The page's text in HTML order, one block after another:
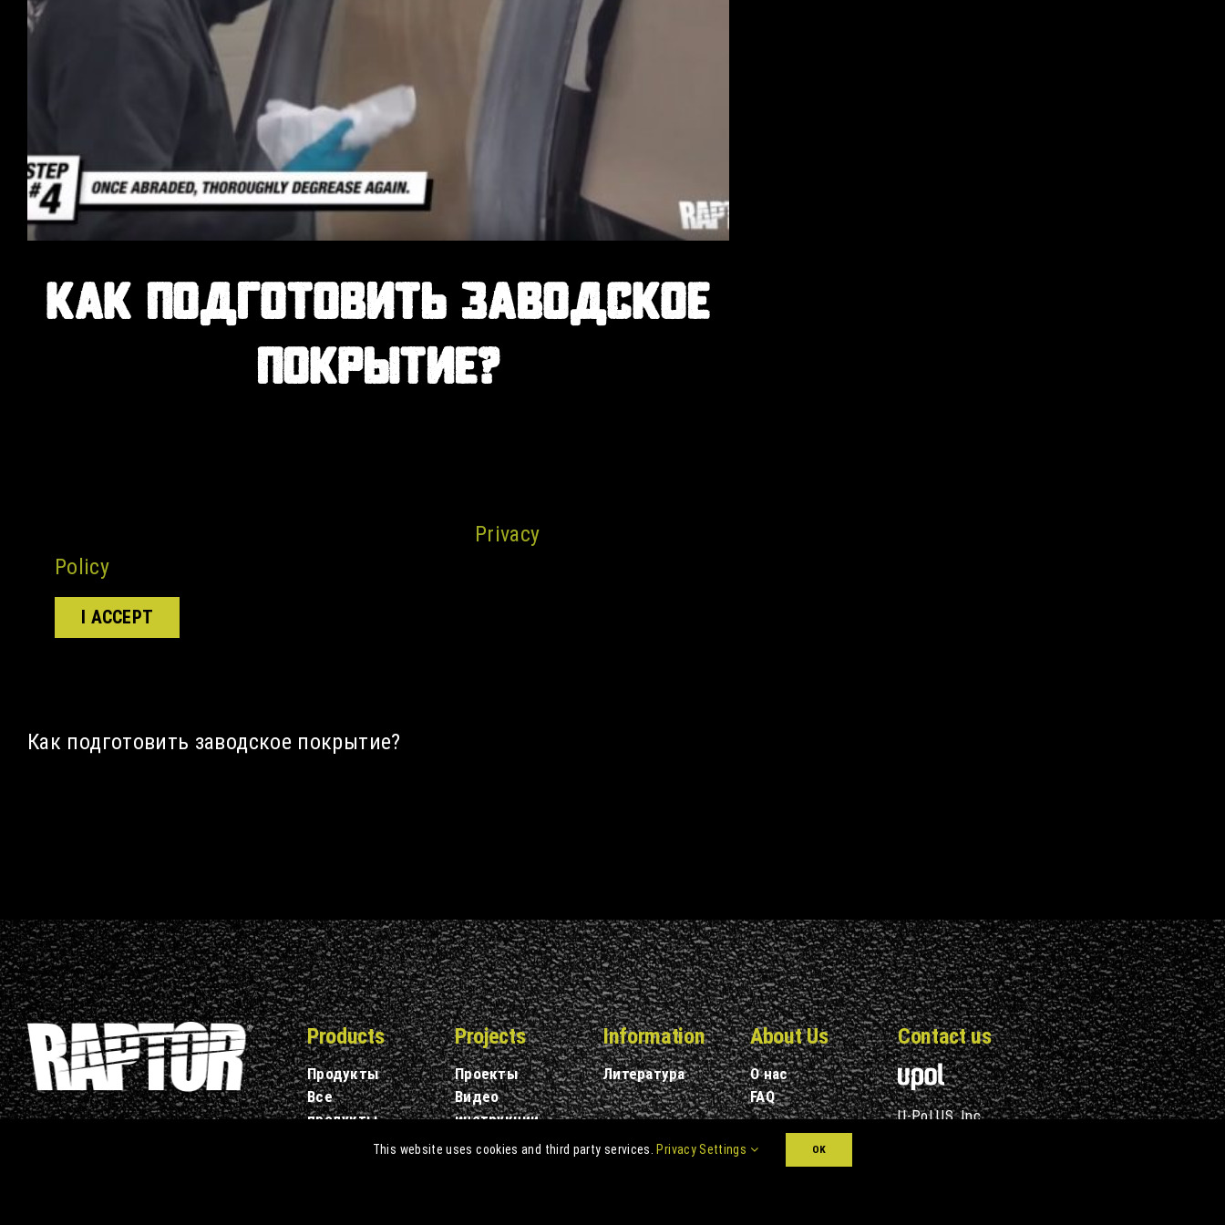
КАК ПОДГОТОВИТЬ ЗАВОДСКОЕ
ПОКРЫТИЕ?
Privacy
Policy.
I ACCEPT
Как подготовить заводское покрытие?
Products
Продукты
Все
продукты
Где купить
Projects
Проекты
Видео
инструкции
Information
Литература
About Us
О нас
FAQ
Contact us
U-Pol US, Inc.
This website uses cookies and third party services. Privacy Settings OK